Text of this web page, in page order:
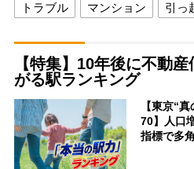
トラブル マンション 引っ
【特集】10年後に不動
がる駅ランキング
【東京“
70】人口
指標で多